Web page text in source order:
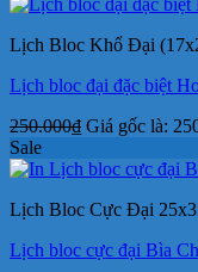
Lịch Bloc Khổ Đại
Lịch bloc đại đặc biệt
250.000₫ Giá gốc là:
Sale
Lịch Bloc Cực Đại
Lịch bloc cực đại Bìa